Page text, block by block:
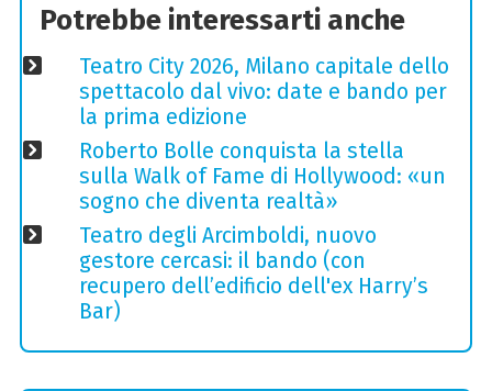
Potrebbe interessarti anche
Teatro City 2026, Milano capitale dello
spettacolo dal vivo: date e bando per
la prima edizione
Roberto Bolle conquista la stella
sulla Walk of Fame di Hollywood: «un
sogno che diventa realtà»
Teatro degli Arcimboldi, nuovo
gestore cercasi: il bando (con
recupero dell’edificio dell'ex Harry’s
Bar)